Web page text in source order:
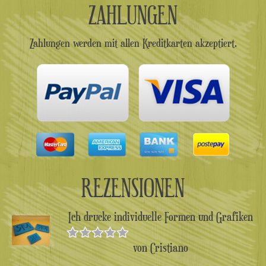
ZAHLUNGEN
Zahlungen werden mit allen Kreditkarten akzeptiert.
REZENSIONEN
Ich drucke individuelle Formen und Grafiken
Bewertet
mit 5 von 5
von Cristiano